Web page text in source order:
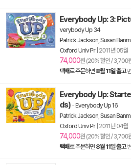
Everybody Up: 3:
verybody Up 34
Patrick Jackson Susan
Oxford Univ Pr| 2011년 05월
74,000원 (20% 할인 / 3,700
택배로 주문하면 8월 11일 출고
Everybody Up:
ds) -Everybody Up 16
Patrick Jackson Susan
Oxford Univ Pr| 2011년 04월
74,000원 (20% 할인 / 3,700
택배로 주문하면 8월 11일 출고